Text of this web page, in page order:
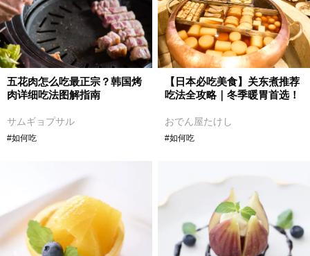
五花肉怎么吃最正宗？韩国烤
肉详细吃法图解指南
サムギョプサル
#如何吃
【日本必吃美食】关东煮推荐
吃法全攻略｜冬季暖胃首选！
おでん屋たけし
#如何吃